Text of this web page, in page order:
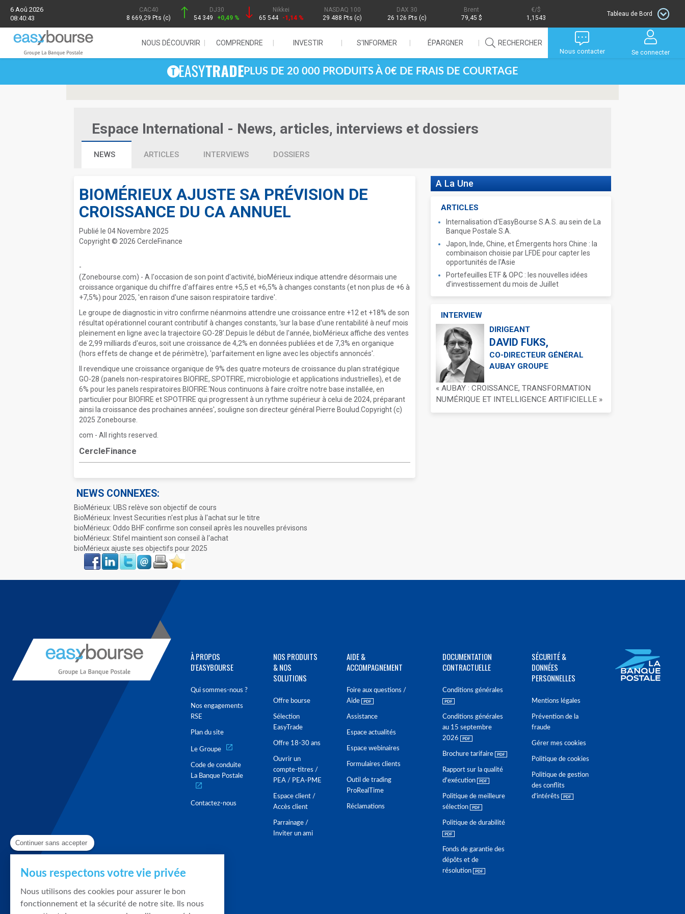
6 Aoû 2026
08:40:43
CAC40
8 669,29 Pts (c)
DJ30
54 349
+0,49 %
Nikkei
65 544 -1,14 %
NASDAQ 100
29 488 Pts (c)
DAX 30
26 126 Pts (c)
Brent
79,45 $
/$
1,1543
Tableau de Bord
NOUS DÉCOUVRIR COMPRENDRE INVESTIR S'INFORMER ÉPARGNER RECHERCHER
Nous contacter Se connecter
PLUS DE 20 000 PRODUITS À 0€ DE FRAIS DE COURTAGE
Espace International - News, articles, interviews et dossiers
NEWS ARTICLES INTERVIEWS DOSSIERS
BIOMÉRIEUX AJUSTE SA PRÉVISION DE
CROISSANCE DU CA ANNUEL
Publié le 04 Novembre 2025
Copyright © 2026 CercleFinance
-
(Zonebourse.com) - A l'occasion de son point d'activité, bioMérieux indique attendre désormais une
croissance organique du chiffre d'affaires entre +5,5 et +6,5% à changes constants (et non plus de +6 à
+7,5%) pour 2025, 'en raison d'une saison respiratoire tardive'.
Le groupe de diagnostic in vitro confirme néanmoins attendre une croissance entre +12 et +18% de son
résultat opérationnel courant contributif à changes constants, 'sur la base d'une rentabilité à neuf mois
pleinement en ligne avec la trajectoire GO-28'.Depuis le début de l'année, bioMérieux affiche des ventes
de 2,99 milliards d'euros, soit une croissance de 4,2% en données publiées et de 7,3% en organique
(hors effets de change et de périmètre), 'parfaitement en ligne avec les objectifs annoncés'.
Il revendique une croissance organique de 9% des quatre moteurs de croissance du plan stratégique
GO-28 (panels non-respiratoires BIOFIRE, SPOTFIRE, microbiologie et applications industrielles), et de
6% pour les panels respiratoires BIOFIRE.'Nous continuons à faire croître notre base installée, en
particulier pour BIOFIRE et SPOTFIRE qui progressent à un rythme supérieur à celui de 2024, préparant
ainsi la croissance des prochaines années', souligne son directeur général Pierre Boulud.Copyright (c)
2025 Zonebourse.
com - All rights reserved.
CercleFinance
NEWS CONNEXES:
BioMérieux: UBS relève son objectif de cours
BioMérieux: Invest Securities n'est plus à l'achat sur le titre
bioMérieux: Oddo BHF confirme son conseil après les nouvelles prévisons
bioMérieux: Stifel maintient son conseil à l'achat
bioMérieux ajuste ses objectifs pour 2025
Face
book
LinkIn Twitter Envoyer ImprimerFavoris
A La Une
ARTICLES
Internalisation d'EasyBourse S.A.S. au sein de La
Banque Postale S.A.
Japon, Inde, Chine, et Émergents hors Chine : la
combinaison choisie par LFDE pour capter les
opportunités de l'Asie
Portefeuilles ETF & OPC : les nouvelles idées
d'investissement du mois de Juillet
INTERVIEW
DIRIGEANT
DAVID FUKS,
CO-DIRECTEUR GÉNÉRAL
AUBAY GROUPE
« AUBAY : CROISSANCE, TRANSFORMATION
NUMÉRIQUE ET INTELLIGENCE ARTIFICIELLE »
À PROPOS
D'EASYBOURSE
Qui sommes-nous ?
Nos engagements
RSE
Plan du site
Le Groupe
Code de conduite
La Banque Postale
Contactez-nous
NOS PRODUITS
& NOS
SOLUTIONS
Offre bourse
Sélection
EasyTrade
Offre 18-30 ans
Ouvrir un
compte-titres /
PEA / PEA-PME
Espace client /
Accès client
Parrainage /
Inviter un ami
AIDE &
ACCOMPAGNEMENT
Foire aux questions /
Aide
Assistance
Espace actualités
Espace webinaires
Formulaires clients
Outil de trading
ProRealTime
Réclamations
DOCUMENTATION
CONTRACTUELLE
Conditions générales
Conditions générales
au 15 septembre
2026
Brochure tarifaire
Rapport sur la qualité
d'exécution
Politique de meilleure
sélection
Politique de durabilité
Fonds de garantie des
dépôts et de
résolution
SÉCURITÉ &
DONNÉES
PERSONNELLES
Mentions légales
Prévention de la
fraude
Gérer mes cookies
Politique de cookies
Politique de gestion
des conflits
d'intérêts
Continuer sans accepter
Nous respectons votre vie privée
Nous utilisons des cookies pour assurer le bon
fonctionnement et la sécurité de notre site. Ils nous